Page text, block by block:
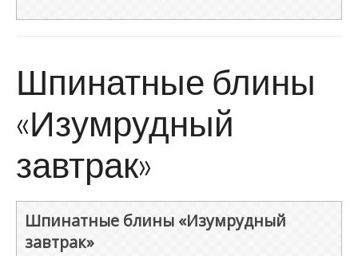
Шпинатные блины
«Изумрудный
завтрак»
Шпинатные блины «Изумрудный
завтрак»